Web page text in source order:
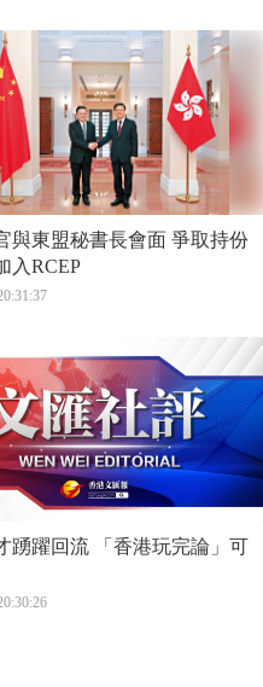
東盟秘書長會面 爭取持份
入RCEP
「香港玩完論」可